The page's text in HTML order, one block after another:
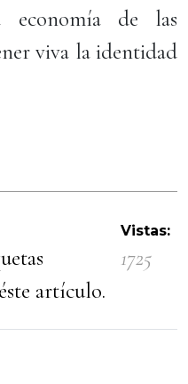
economía de las
viva la identidad
artículo.
Vistas:
1725